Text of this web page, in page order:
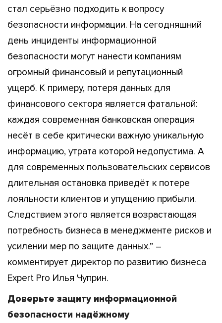
стал серьёзно подходить к вопросу
безопасности информации. На сегодняшний
день инциденты информационной
безопасности могут нанести компаниям
огромный финансовый и репутационный
ущерб. К примеру, потеря данных для
финансового сектора является фатальной:
каждая современная банковская операция
несёт в себе критически важную уникальную
информацию, утрата которой недопустима. А
для современных пользовательских сервисов
длительная остановка приведёт к потере
лояльности клиентов и упущению прибыли.
Следствием этого является возрастающая
потребность бизнеса в менеджменте рисков и
усилении мер по защите данных.” –
комментирует директор по развитию бизнеса
Expert Pro Илья Чуприн.
Доверьте защиту информационной
безопасности надёжному